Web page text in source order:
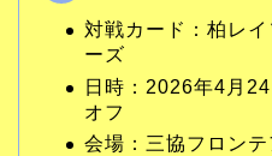
対戦カード：柏レ
ーズ
日時：2026年4月
オフ
会場：三協フロン